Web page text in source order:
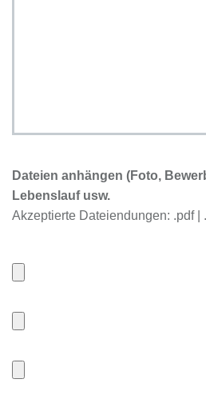
Dateien anhängen (Foto,
Lebenslauf usw.
Akzeptierte Dateiendungen: .pdf |